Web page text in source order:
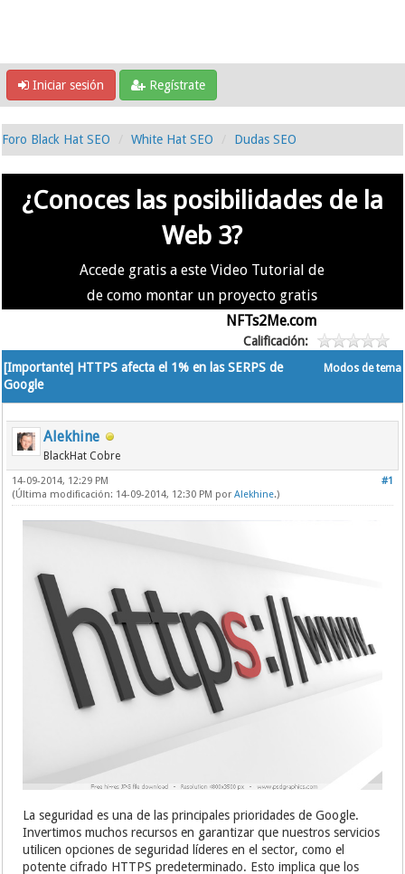
Iniciar sesión Regístrate
Foro Black Hat SEO White Hat SEO Dudas SEO
¿Conoces las posibilidades de la
Web 3?
Accede gratis a este Video Tutorial de
de como montar un proyecto gratis
NFTs2Me.com
Calificación:
Modos de tema
[Importante] HTTPS afecta el 1% en las SERPS de
Google
Alekhine
BlackHat Cobre
#1
14-09-2014, 12:29 PM
(Última modificación: 14-09-2014, 12:30 PM porAlekhine.)
La seguridad es una de las principales prioridades de Google.
Invertimos muchos recursos en garantizar que nuestros servicios
utilicen opciones de seguridad líderes en el sector, como el
potente cifrado HTTPS predeterminado. Esto implica que los